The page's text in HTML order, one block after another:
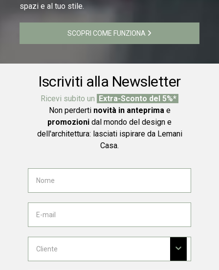
spazi e al tuo stile.
SCOPRI COME FUNZIONA
Iscriviti alla Newsletter
Ricevi subito un Extra-Sconto del 5%*
Non perderti novità in anteprima e
promozioni dal mondo del design e
dell'architettura: lasciati ispirare da Lemani
Casa.